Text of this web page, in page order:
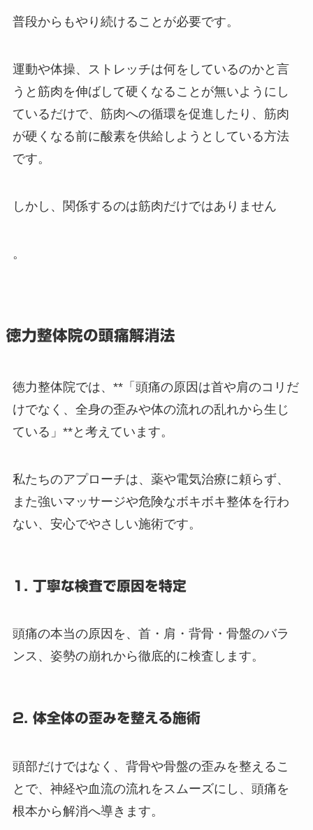
普段からもやり続けることが必要です。
運動や体操、ストレッチは何をしているのかと言
うと筋肉を伸ばして硬くなることが無いようにし
ているだけで、筋肉への循環を促進したり、筋肉
が硬くなる前に酸素を供給しようとしている方法
です。
しかし、関係するのは筋肉だけではありません
。
徳力整体院の頭痛解消法
徳力整体院では、**「頭痛の原因は首や肩のコリだ
けでなく、全身の歪みや体の流れの乱れから生じ
ている」**と考えています。
私たちのアプローチは、薬や電気治療に頼らず、
また強いマッサージや危険なボキボキ整体を行わ
ない、安心でやさしい施術です。
1. 丁寧な検査で原因を特定
頭痛の本当の原因を、首・肩・背骨・骨盤のバラ
ンス、姿勢の崩れから徹底的に検査します。
2. 体全体の歪みを整える施術
頭部だけではなく、背骨や骨盤の歪みを整えるこ
とで、神経や血流の流れをスムーズにし、頭痛を
根本から解消へ導きます。